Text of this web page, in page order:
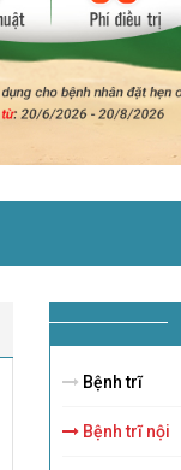
Bệnh trĩ
Bệnh trĩ nội